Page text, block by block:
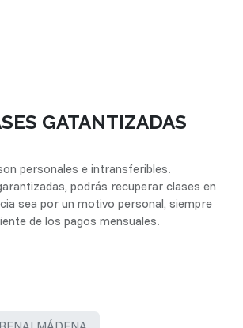
GATANTIZADAS
personales e intransferibles.
podrás recuperar clases en
sea por un motivo personal, siempre
de los pagos mensuales.